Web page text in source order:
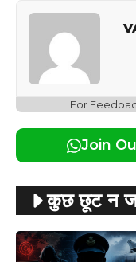
For
Join
कुछ छूट न